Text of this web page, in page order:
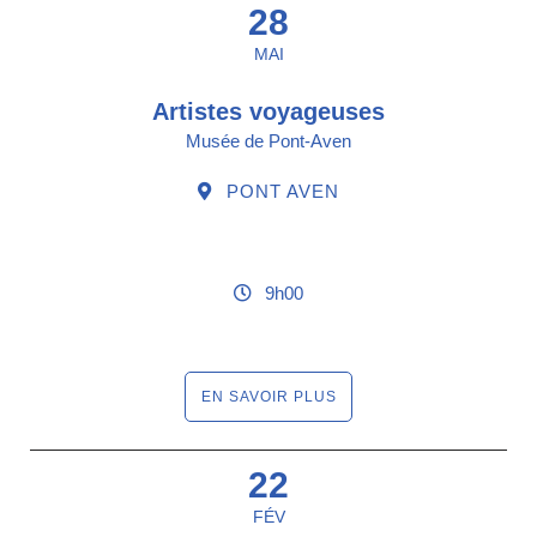
28
MAI
Artistes voyageuses
Musée de Pont-Aven
PONT AVEN
9h00
EN SAVOIR PLUS
22
FÉV